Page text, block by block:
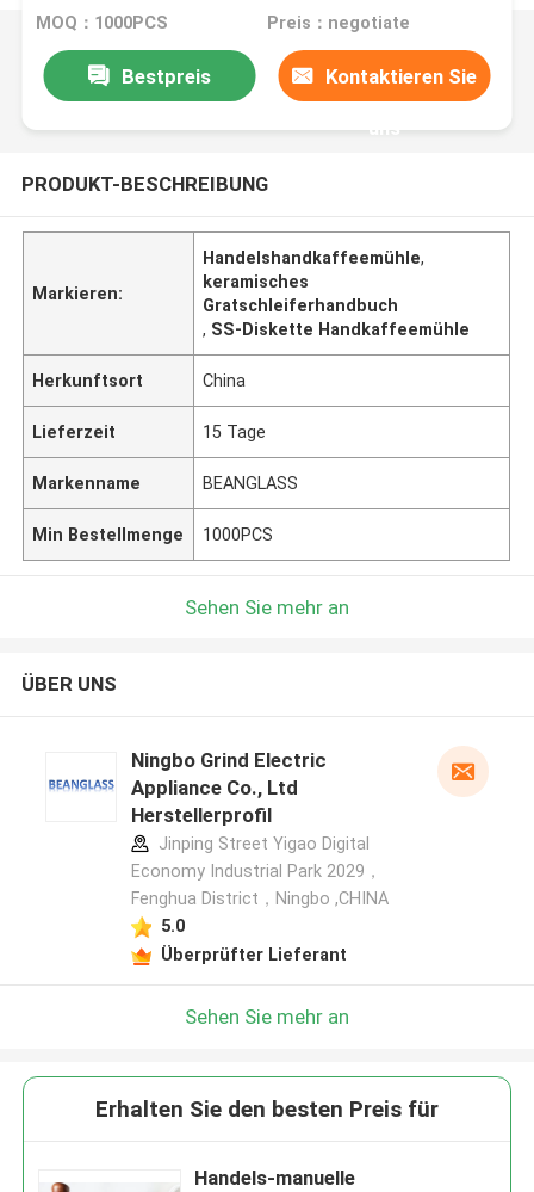
MOQ：1000PCS Preis：negotiate
Bestpreis Kontaktieren Sie
uns
PRODUKT-BESCHREIBUNG
Markieren:
Handelshandkaffeemühle,
keramisches
Gratschleiferhandbuch
, SS-Diskette Handkaffeemühle
Herkunftsort China
Lieferzeit 15 Tage
Markenname BEANGLASS
Min Bestellmenge 1000PCS
Sehen Sie mehr an
ÜBER UNS
Ningbo Grind Electric
Appliance Co., Ltd
Herstellerprofil
Jinping Street Yigao Digital
Economy Industrial Park 2029，
Fenghua District，Ningbo ,CHINA
5.0
Überprüfter Lieferant
Sehen Sie mehr an
Erhalten Sie den besten Preis für
Handels-manuelle